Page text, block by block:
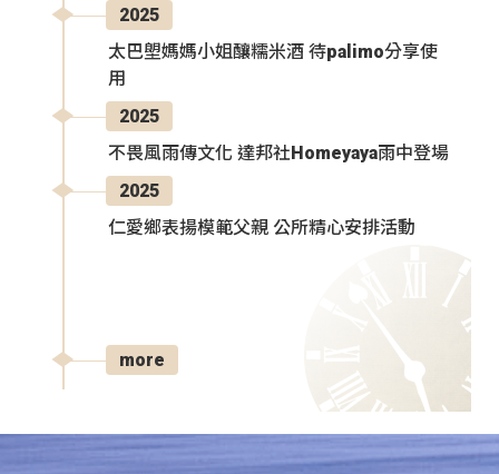
2025
太巴塱媽媽小姐釀糯米酒 待palimo分享使
用
2025
不畏風雨傳文化 達邦社Homeyaya雨中登場
2025
仁愛鄉表揚模範父親 公所精心安排活動
more